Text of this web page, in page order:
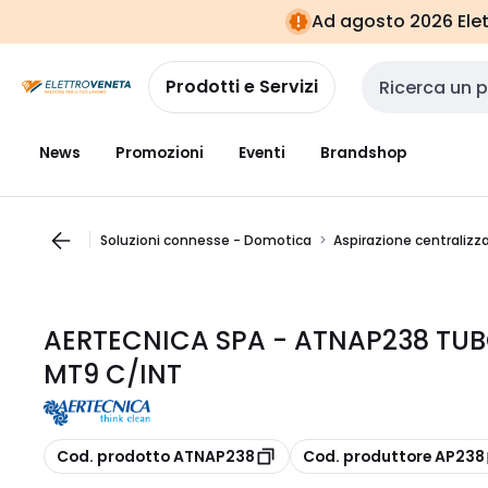
navigazionealla
pagina
Ad agosto 2026
Prodotti e Servizi Cerca input
News Promozioni Eventi Brandshop
Soluzioni connesse - Domotica Aspirazione
AERTECNICA SPA - ATNAP238
MT9 C/INT
copia
Cod. prodotto ATNAP238 copia
Cod. produttore AP238